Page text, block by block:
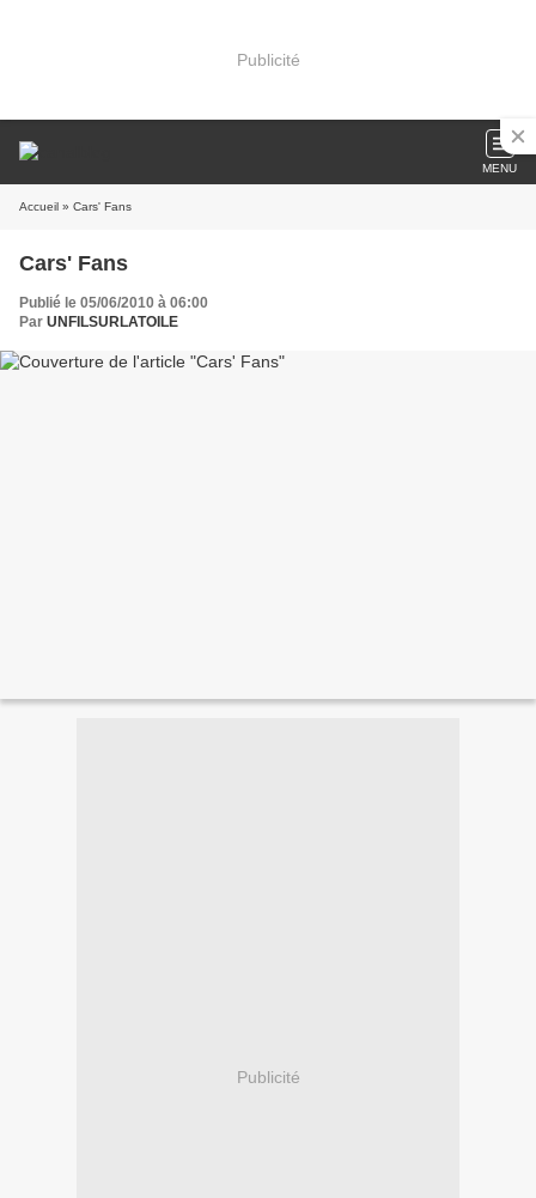
Publicité
MENU
Accueil » Cars' Fans
Cars' Fans
Publié le 05/06/2010 à 06:00
Par UNFILSURLATOILE
Publicité